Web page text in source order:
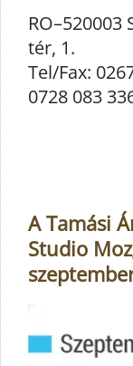
RO–520003
tér, 1.
Tel/Fax:
0728 083
A Tamási
Studio